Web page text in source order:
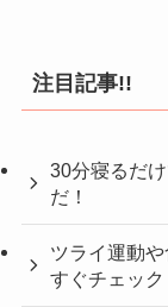
注目記事!!
30分寝るだ
だ！
ツライ運動
すぐチェック